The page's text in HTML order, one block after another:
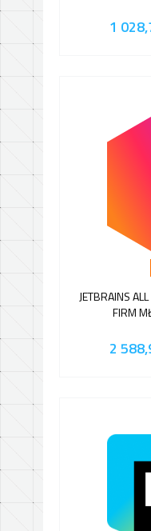
1
JETBRAINS
FIRM
2